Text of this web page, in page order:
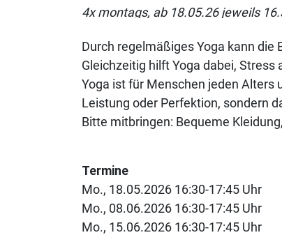
4x montags, ab 18.05.26 jeweils
Durch regelmäßiges Yoga kann
Gleichzeitig hilft Yoga dabei,
Yoga ist für Menschen jeden Alters
Leistung oder Perfektion, sondern
Bitte mitbringen: Bequeme
Termine
Mo., 18.05.2026 16:30-17:45 Uhr
Mo., 08.06.2026 16:30-17:45 Uhr
Mo., 15.06.2026 16:30-17:45 Uhr